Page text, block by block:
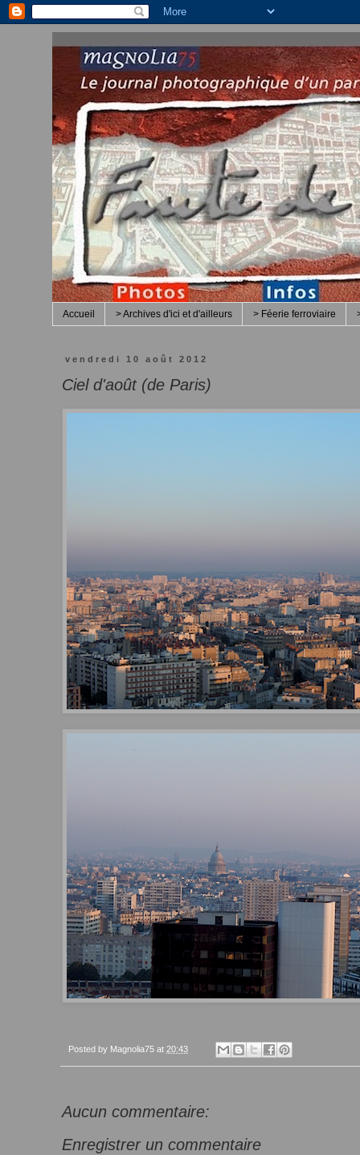
Accueil > Archives d'ici et d'ailleurs > Féerie ferroviaire
vendredi 10 août 2012
Ciel d'août (de Paris)
Posted by Magnolia75 at 20:43
Aucun commentaire:
Enregistrer un commentaire